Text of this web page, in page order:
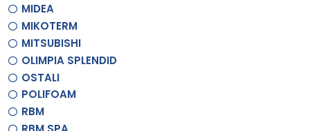
MIDEA
MIKOTERM
MITSUBISHI
OLIMPIA SPLENDID
OSTALI
POLIFOAM
RBM